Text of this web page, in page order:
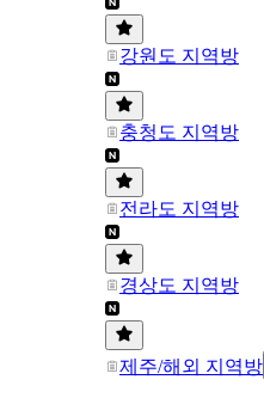
강원도 지역방
충청도 지역방
전라도 지역방
경상도 지역방
제주/해외 지역방